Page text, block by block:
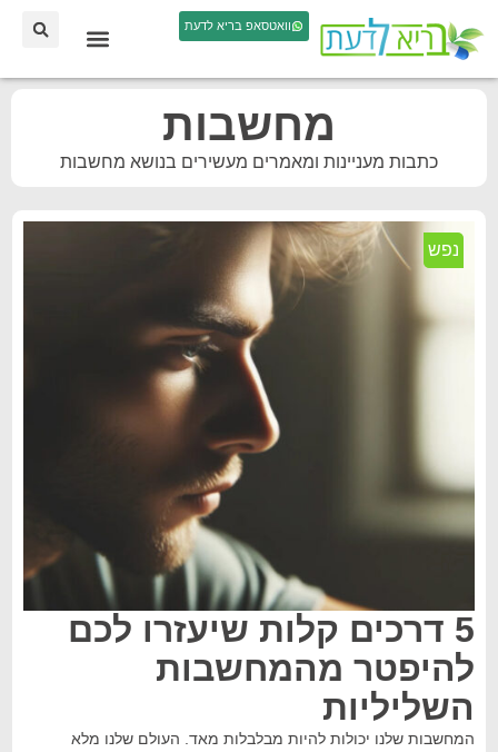
וואטסאפ בריא לדעת
מחשבות
כתבות מעניינות ומאמרים מעשירים בנושא מחשבות
נפש
5 דרכים קלות שיעזרו לכם
להיפטר מהמחשבות
השליליות
המחשבות שלנו יכולות להיות מבלבלות מאד. העולם שלנו מלא